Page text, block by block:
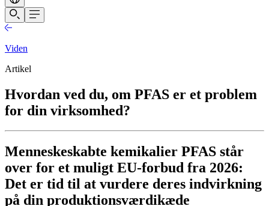
Viden
Artikel
Hvordan ved du, om PFAS er et problem
for din virksomhed?
Menneskeskabte kemikalier PFAS står
over for et muligt EU-forbud fra 2026:
Det er tid til at vurdere deres indvirkning
på din produktionsværdikæde